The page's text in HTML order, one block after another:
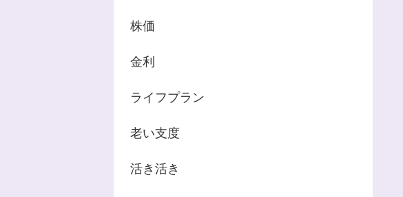
株価
金利
ライフプラン
老い支度
活き活き